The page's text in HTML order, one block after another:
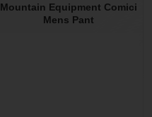
Mountain Equipment Comici
Mens Pant